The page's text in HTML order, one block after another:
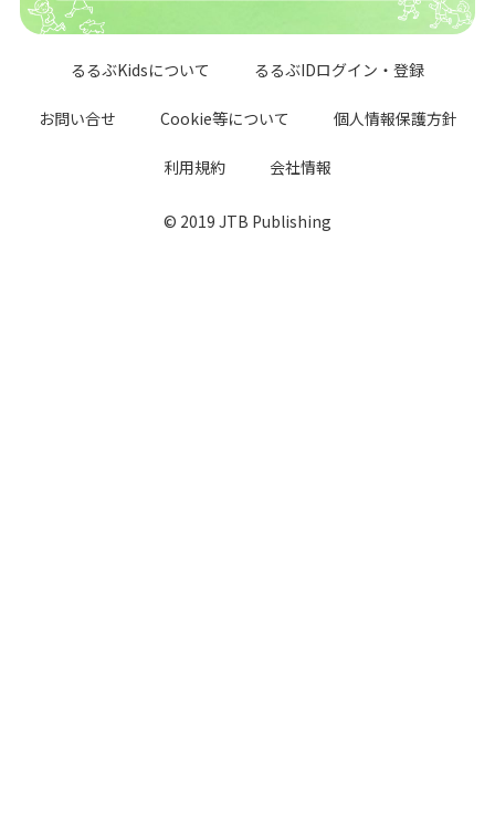
るるぶKidsについて るるぶIDログイン・登録
お問い合せ Cookie等について 個人情報保護方針
利用規約 会社情報
© 2019 JTB Publishing